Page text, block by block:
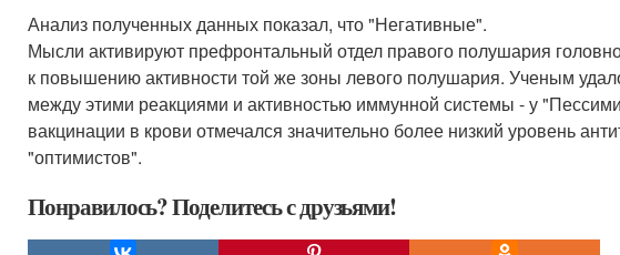
Анализ полученных данных показал, что "Негативные".
Мысли активируют префронтальный отдел правого полушария
к повышению активности той же зоны левого полушария. Ученым
между этими реакциями и активностью иммунной системы - у
вакцинации в крови отмечался значительно более низкий уровень
"оптимистов".
Понравилось? Поделитесь с друзьями!